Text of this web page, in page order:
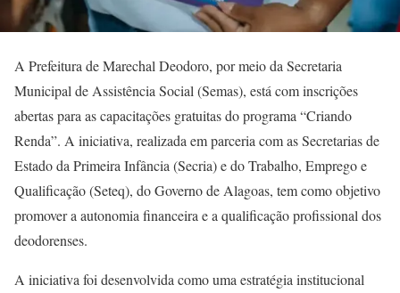
A Prefeitura de Marechal Deodoro, por meio da Secretaria
Municipal de Assistência Social (Semas), está com inscrições
abertas para as capacitações gratuitas do programa “Criando
Renda”. A iniciativa, realizada em parceria com as Secretarias de
Estado da Primeira Infância (Secria) e do Trabalho, Emprego e
Qualificação (Seteq), do Governo de Alagoas, tem como objetivo
promover a autonomia financeira e a qualificação profissional dos
deodorenses.
A iniciativa foi desenvolvida como uma estratégia institucional